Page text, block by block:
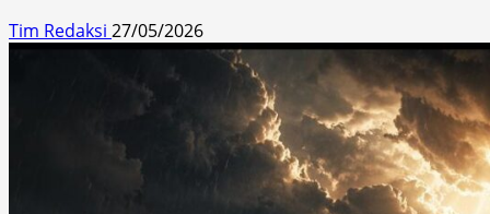
Tim Redaksi 27/05/2026